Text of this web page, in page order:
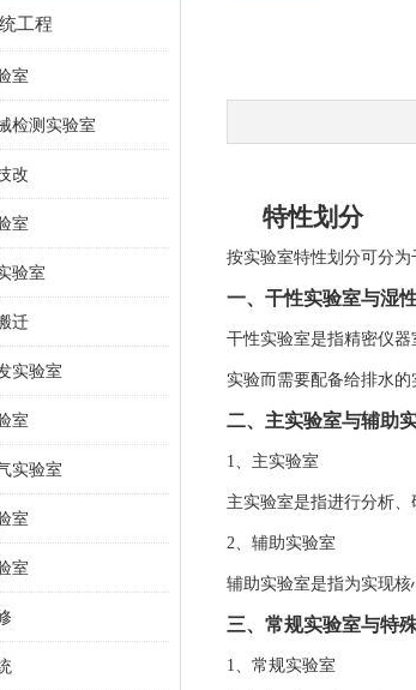
工程
室
检测实验室
改
室
验室
迁
实验室
室
实验室
室
室
特性划分
按实验室特性划分可分
一、干性实验室与湿
干性实验室是指精密仪
实验而需要配备给排水的
二、主实验室与辅助
1、主实验室
主实验室是指进行分析、
2、辅助实验室
辅助实验室是指为实现核
三、常规实验室与特
1、常规实验室